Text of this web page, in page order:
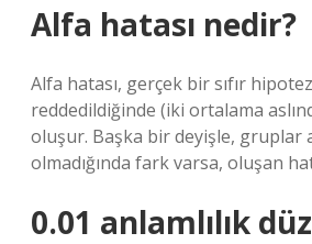
Alfa hatası nedir?
Alfa hatası, gerçek bir sıfır
reddedildiğinde (iki ortalama
oluşur. Başka bir deyişle, gruplar
olmadığında fark varsa, oluşan
0.01 anlamlılık